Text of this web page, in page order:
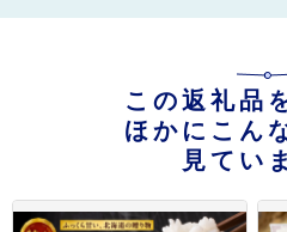
この返礼品
ほかにこん
見てい